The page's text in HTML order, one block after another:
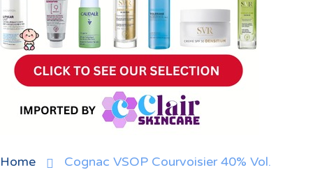
Home Cognac VSOP Courvoisier 40% Vol.